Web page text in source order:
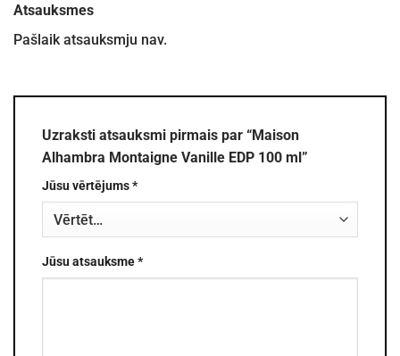
Atsauksmes
Pašlaik atsauksmju nav.
Uzraksti atsauksmi pirmais par “Maison
Alhambra Montaigne Vanille EDP 100 ml”
Jūsu vērtējums*
Jūsu atsauksme*